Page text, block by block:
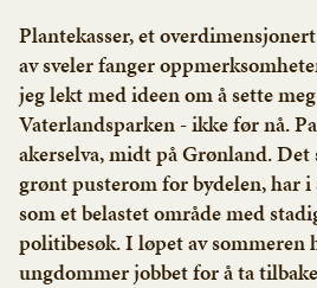
Plantekasser, et
av sveler fanger
jeg lekt med ideen om å sette
Vaterlandsparken - ikke før nå.
akerselva, midt på Grønland.
grønt pusterom for bydelen, har
som et belastet område med
politibesøk. I løpet av sommeren
ungdommer jobbet for å ta